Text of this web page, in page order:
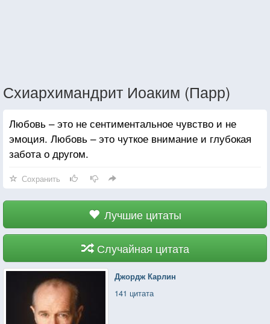
Схиархимандрит Иоаким (Парр)
Любовь – это не сентиментальное чувство и не
эмоция. Любовь – это чуткое внимание и глубокая
забота о другом.
Сохранить
Лучшие цитаты
Случайная цитата
Джордж Карлин
141 цитата